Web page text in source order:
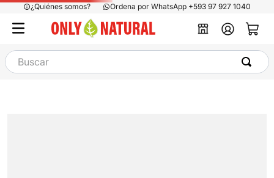
¿Quiénes somos? Ordena por WhatsApp +593 97 927 1040
Buscar